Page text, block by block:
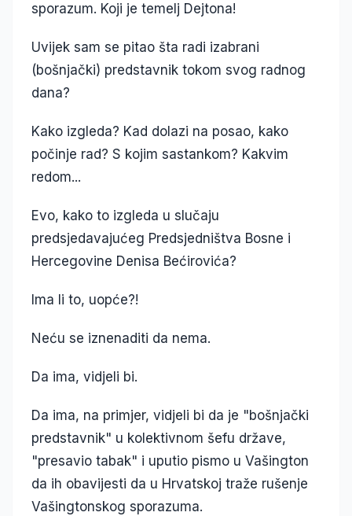
sporazum. Koji je temelj Dejtona!
Uvijek sam se pitao šta radi izabrani
(bošnjački) predstavnik tokom svog radnog
dana?
Kako izgleda? Kad dolazi na posao, kako
počinje rad? S kojim sastankom? Kakvim
redom...
Evo, kako to izgleda u slučaju
predsjedavajućeg Predsjedništva Bosne i
Hercegovine Denisa Bećirovića?
Ima li to, uopće?!
Neću se iznenaditi da nema.
Da ima, vidjeli bi.
Da ima, na primjer, vidjeli bi da je "bošnjački
predstavnik" u kolektivnom šefu države,
"presavio tabak" i uputio pismo u Vašington
da ih obavijesti da u Hrvatskoj traže rušenje
Vašingtonskog sporazuma.